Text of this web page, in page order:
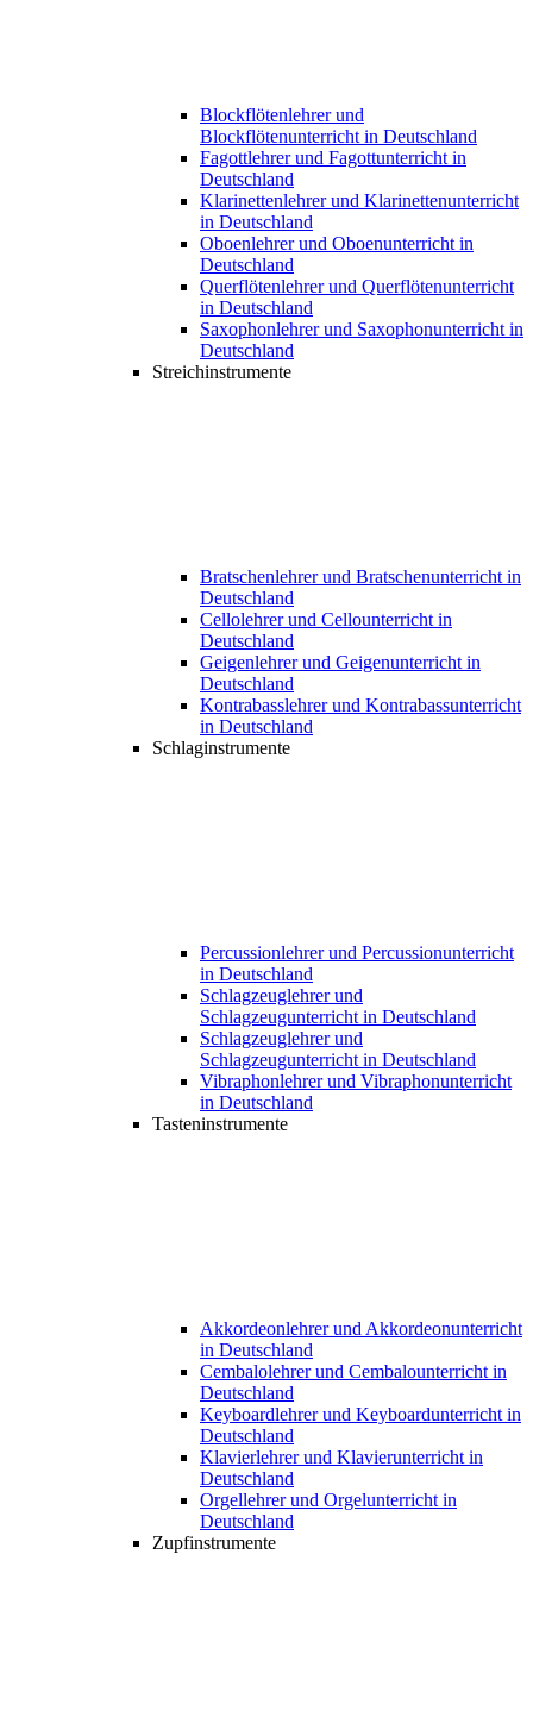
Blockflötenlehrer und
Blockflötenunterricht in Deutschland
Fagottlehrer und Fagottunterricht in
Deutschland
Klarinettenlehrer und Klarinettenunterricht
in Deutschland
Oboenlehrer und Oboenunterricht in
Deutschland
Querflötenlehrer und Querflötenunterricht
in Deutschland
Saxophonlehrer und Saxophonunterricht in
Deutschland
Streichinstrumente
Bratschenlehrer und Bratschenunterricht in
Deutschland
Cellolehrer und Cellounterricht in
Deutschland
Geigenlehrer und Geigenunterricht in
Deutschland
Kontrabasslehrer und Kontrabassunterricht
in Deutschland
Schlaginstrumente
Percussionlehrer und Percussionunterricht
in Deutschland
Schlagzeuglehrer und
Schlagzeugunterricht in Deutschland
Schlagzeuglehrer und
Schlagzeugunterricht in Deutschland
Vibraphonlehrer und Vibraphonunterricht
in Deutschland
Tasteninstrumente
Akkordeonlehrer und Akkordeonunterricht
in Deutschland
Cembalolehrer und Cembalounterricht in
Deutschland
Keyboardlehrer und Keyboardunterricht in
Deutschland
Klavierlehrer und Klavierunterricht in
Deutschland
Orgellehrer und Orgelunterricht in
Deutschland
Zupfinstrumente